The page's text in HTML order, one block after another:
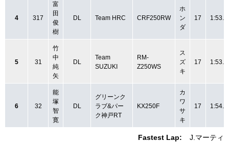
Fastest Lap: J.マーティ
4 317
富
田
俊
樹
DL Team HRC CRF250RW
ホ
ン
ダ
17
5 31
竹
中
純
矢
DL
Team
SUZUKI
RM-
Z250WS
ス
ズ
キ
17
6 32
能
塚
智
寛
DL
グリーンク
ラブ&パー
ク神戸RT
KX250F
カ
ワ
サ
キ
17